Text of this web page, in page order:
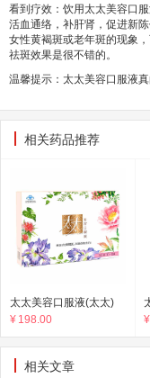
看到疗效：饮用太太美容口
活血通络，补肝肾，促进新
女性黄褐斑或老年斑的现象
祛斑效果是很不错的。
温馨提示：太太美容口服液
相关药品推荐
太太美容口服液(太太)
¥ 198.00
¥
相关文章